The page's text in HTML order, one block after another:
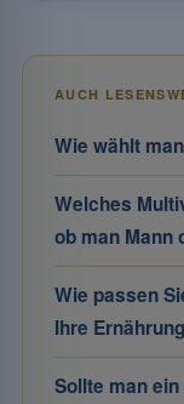
AUCH
Wie wählt
Welches
ob man Mann
Wie passen
Ihre
Sollte man